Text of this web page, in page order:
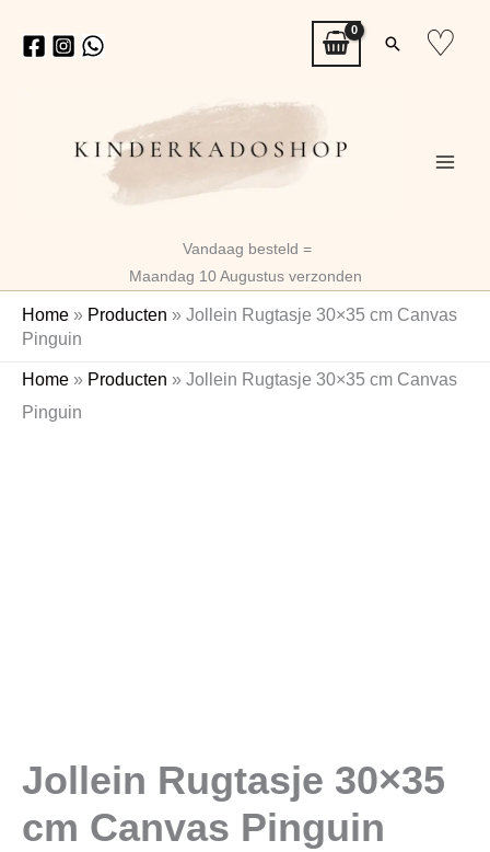
naar
Zoeken
♡
Vandaag besteld =
Maandag 10 Augustus verzonden
Home » Producten » Jollein Rugtasje 30×35 cm Canvas
Pinguin
Home » Producten » Jollein Rugtasje 30×35 cm Canvas
Pinguin
Jollein Rugtasje 30×35
cm Canvas Pinguin
Jollein
30x35